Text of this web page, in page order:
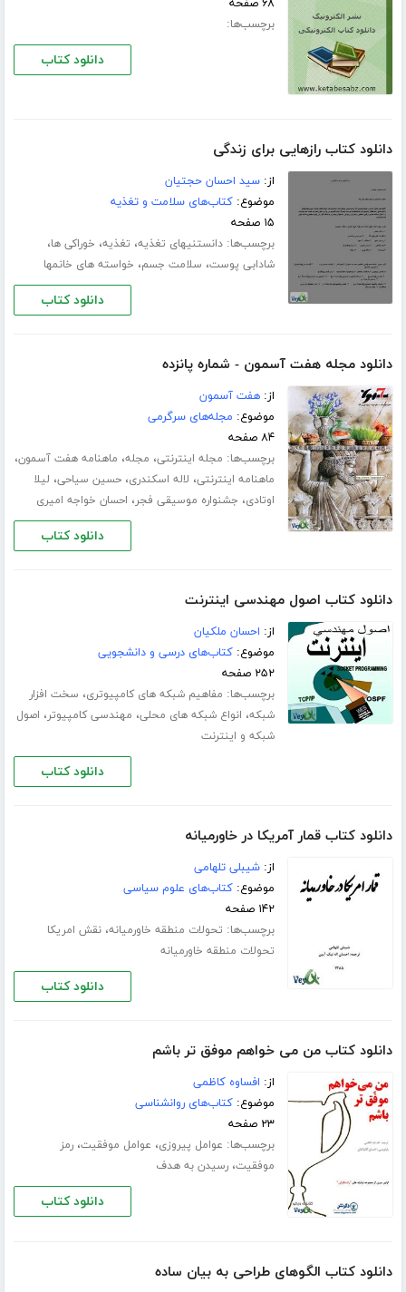
۶۸ صفحه
برچسب‌ها:
دانلود کتاب
دانلود کتاب رازهایی برای زندگی
از:سید احسان حجتیان
موضوع:کتاب‌های سلامت و تغذیه
۱۵ صفحه
برچسب‌ها:دانستنیهای تغذیه، تغذیه، خوراکی ها،
شادابی پوست، سلامت جسم، خواسته های خانمها
دانلود کتاب
دانلود مجله هفت آسمون - شماره پانزده
از:هفت آسمون
موضوع: مجله‌های سرگرمی
۸۴ صفحه
برچسب‌ها: مجله اینترنتی، مجله، ماهنامه هفت آسمون،
ماهنامه اینترنتی، لاله اسکندری،حسین سیاحی، لیلا
اوتادی، جشنواره موسیقی فجر، احسان خواجه امیری
دانلود کتاب
دانلود کتاب اصول مهندسی اینترنت
از: احسان ملکیان
موضوع:کتاب‌های درسی و دانشجویی
۲۵۲ صفحه
برچسب‌ها: مفاهیم شبکه های کامپیوتری، سخت افزار
شبکه، انواع شبکه های محلی، مهندسی کامپیوتر، اصول
شبکه و اینترنت
دانلود کتاب
دانلود کتاب قمار آمریکا در خاورمیانه
از:شیبلی تلهامی
موضوع:کتاب‌های علوم سیاسی
۱۴۲ صفحه
برچسب‌ها: تحولات منطقه خاورمیانه،نقش امریکا
تحولات منطقه خاورمیانه
دانلود کتاب
دانلود کتاب من می خواهم موفق تر باشم
از: افساوه کاظمی
موضوع:کتاب‌های روانشناسی
۲۳ صفحه
برچسب‌ها: عوامل پیروزی، عوامل موفقیت،رمز
موفقیت،رسیدن به هدف
دانلود کتاب
دانلود کتاب الگوهای طراحی به بیان ساده